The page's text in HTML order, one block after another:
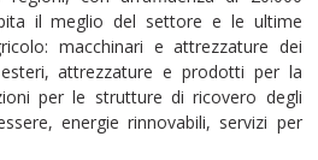
il meglio del settore e le ultime
macchinari e attrezzature dei
attrezzature e prodotti per la
per le strutture di ricovero degli
energie rinnovabili, servizi per